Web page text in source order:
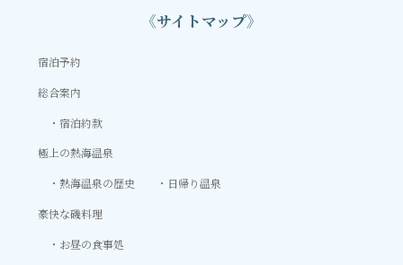
《サイトマップ》
宿泊予約
総合案内
宿泊約款
極上の熱海温泉
熱海温泉の歴史
日帰り温泉
豪快な磯料理
お昼の食事処